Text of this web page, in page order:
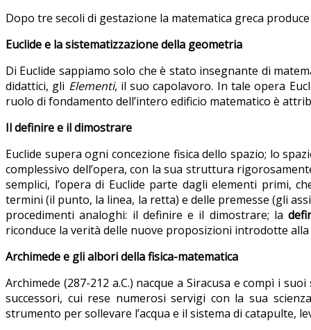
Dopo tre secoli di gestazione la matematica greca
Euclide e la sistematizzazione della geometria
Di Euclide sappiamo solo che è stato insegnante di
didattici, gli Elementi, il suo capolavoro. In tale opera
ruolo di fondamento dell’intero edificio matematico è
Il definire e il dimostrare
Euclide supera ogni concezione fisica dello spazio; lo
complessivo dell’opera, con la sua struttura
semplici, l’opera di Euclide parte dagli elementi primi,
termini (il punto, la linea, la retta) e delle premesse (gli
procedimenti analoghi: il definire e il dimostrare; la
riconduce la verità delle nuove proposizioni introdotte
Archimede e gli albori della fisica-matematica
Archimede (287-212 a.C.) nacque a Siracusa e compì i
successori, cui rese numerosi servigi con la sua
strumento per sollevare l’acqua e il sistema di catapulte,